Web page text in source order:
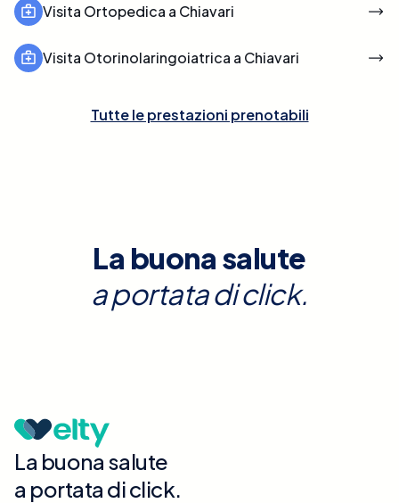
Visita Ortopedica a Chiavari
Visita Otorinolaringoiatrica a Chiavari
Tutte le prestazioni prenotabili
La buona salute
a portata di click.
La buona salute
a portata di click.